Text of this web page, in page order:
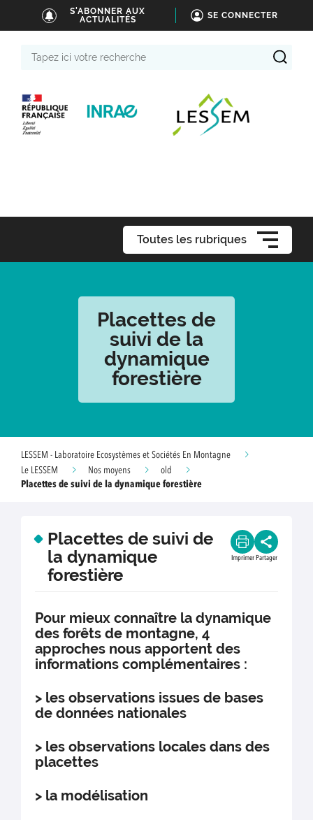
S'ABONNER AUX
ACTUALITÉS
SE CONNECTER
Toutes les rubriques
Placettes de
suivi de la
dynamique
forestière
LESSEM - Laboratoire Ecosystèmes et Sociétés En Montagne
Le LESSEM
Nos moyens
old
Placettes de suivi de la dynamique forestière
Placettes de suivi de
la dynamique
forestière
Imprimer Partager
Pour mieux connaître la dynamique
des forêts de montagne, 4
approches nous apportent des
informations complémentaires :
> les observations issues de bases
de données nationales
> les observations locales dans des
placettes
> la modélisation